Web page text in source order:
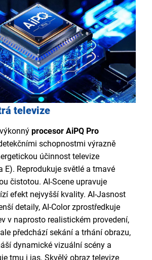
televize
procesor AiPQ Pro
schopnostmi výrazně
účinnost televize
E). Reprodukuje světlé a tmavé
čistotou. AI-Scene upravuje
efekt nejvyšší kvality. AI-Jasnost
detaily, AI-Color zprostředkuje
v naprosto realistickém provedení,
předchází sekání a trhání obrazu,
dynamické vizuální scény a
tmu i jas. Skvělý obraz televize